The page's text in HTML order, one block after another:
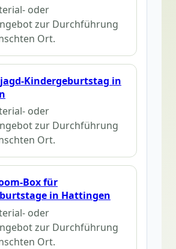
oder
zur Durchführung
Ort.
Kindergeburtstag in
oder
zur Durchführung
Ort.
Box für
in Hattingen
oder
zur Durchführung
Ort.